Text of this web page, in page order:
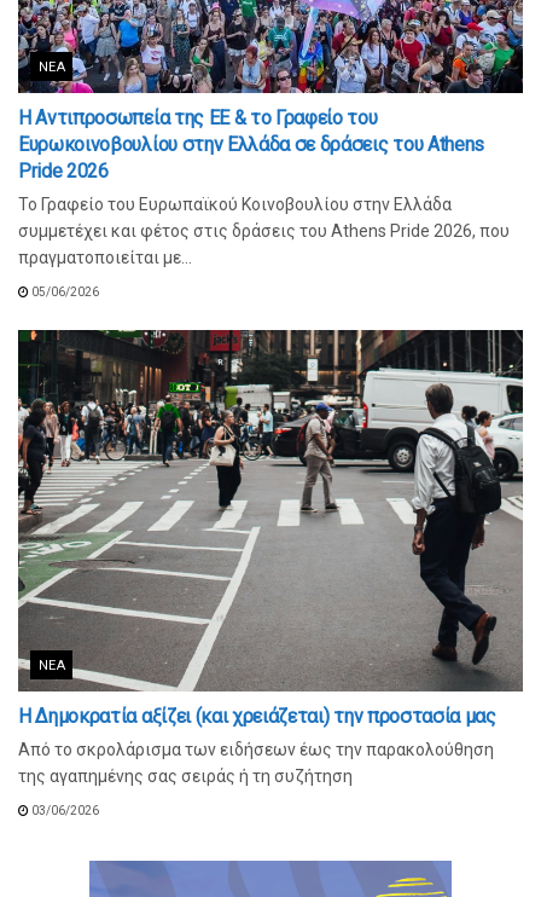
ΝΈΑ
Η Αντιπροσωπεία της ΕΕ & το Γραφείο του
Ευρωκοινοβουλίου στην Ελλάδα σε δράσεις του Athens
Pride 2026
Το Γραφείο του Ευρωπαϊκού Κοινοβουλίου στην Ελλάδα
συμμετέχει και φέτος στις δράσεις του Athens Pride 2026, που
πραγματοποιείται με...
05/06/2026
ΝΈΑ
Η Δημοκρατία αξίζει (και χρειάζεται) την προστασία μας
Από το σκρολάρισμα των ειδήσεων έως την παρακολούθηση
της αγαπημένης σας σειράς ή τη συζήτηση
03/06/2026